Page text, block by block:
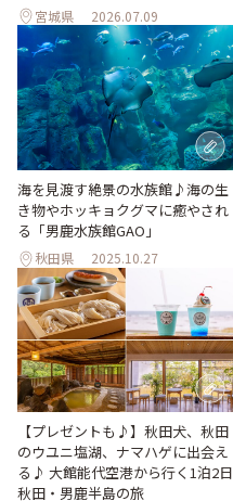
宮城県 2026.07.09
海を見渡す絶景の水族館♪海の生
き物やホッキョクグマに癒やされ
る「男鹿水族館GAO」
秋田県 2025.10.27
【プレゼントも♪】秋田犬、秋田
のウユニ塩湖、ナマハゲに出会え
る♪ 大館能代空港から行く1泊2日
秋田・男鹿半島の旅